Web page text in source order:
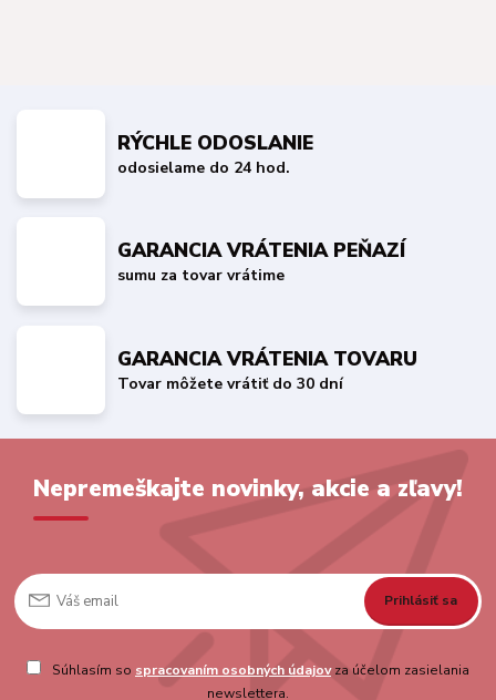
RÝCHLE ODOSLANIE
odosielame do 24 hod.
GARANCIA VRÁTENIA PEŇAZÍ
sumu za tovar vrátime
GARANCIA VRÁTENIA TOVARU
Tovar môžete vrátiť do 30 dní
Nepremeškajte novinky, akcie a zľavy!
Prihlásiť sa
Súhlasím so spracovaním osobných údajovza účelom zasielania
newslettera.